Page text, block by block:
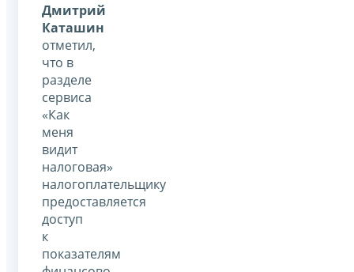
Дмитрий
Каташин
отметил,
что в
разделе
сервиса
«Как
меня
видит
налоговая»
налогоплательщику
предоставляется
доступ
к
показателям